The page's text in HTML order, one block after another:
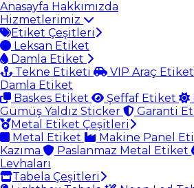
Anasayfa Hakkımızda
Hizmetlerimiz
Etiket Çeşitleri
Leksan Etiket
Damla Etiket
Tekne Etiketi
VIP Araç
Damla Etiket
Baskes Etiket
Şeffaf Etiket
Gümüş Yaldız Sticker
Garanti
Metal Etiket Çeşitleri
Metal Etiket
Makine Panel
Kazıma
Paslanmaz Metal Etiket
Levhaları
Tabela Çeşitleri